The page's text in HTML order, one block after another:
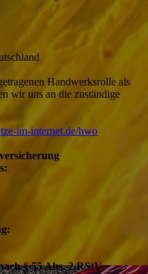
Handwerksrolle als
wir uns an die zuständige
im-internet.de/hwo
§ 55 Abs. 2 RStV